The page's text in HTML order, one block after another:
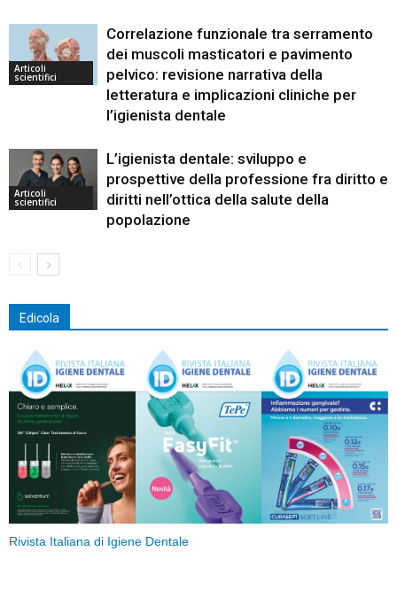
Articoli
scientifici
Correlazione funzionale tra serramento
dei muscoli masticatori e pavimento
pelvico: revisione narrativa della
letteratura e implicazioni cliniche per
l’igienista dentale
Articoli
scientifici
L’igienista dentale: sviluppo e
prospettive della professione fra diritto e
diritti nell’ottica della salute della
popolazione
Edicola
Rivista Italiana di Igiene Dentale